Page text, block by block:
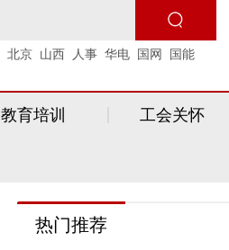
北京 山西 人事 华电 国网 国能
教育培训 工会关怀
热门推荐